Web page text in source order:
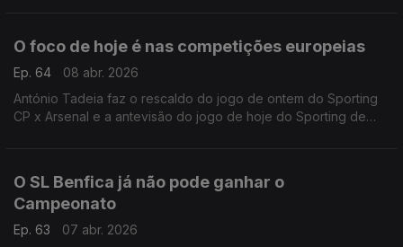
O foco de hoje é nas competições europeias
Ep. 64
08 abr. 2026
António Tadeia faz o rescaldo do jogo de ontem do Sporting
CP x Arsenal e a antevisão do jogo de hoje do Sporting de
O SL Benfica já não pode ganhar o
Campeonato
Ep. 63
07 abr. 2026